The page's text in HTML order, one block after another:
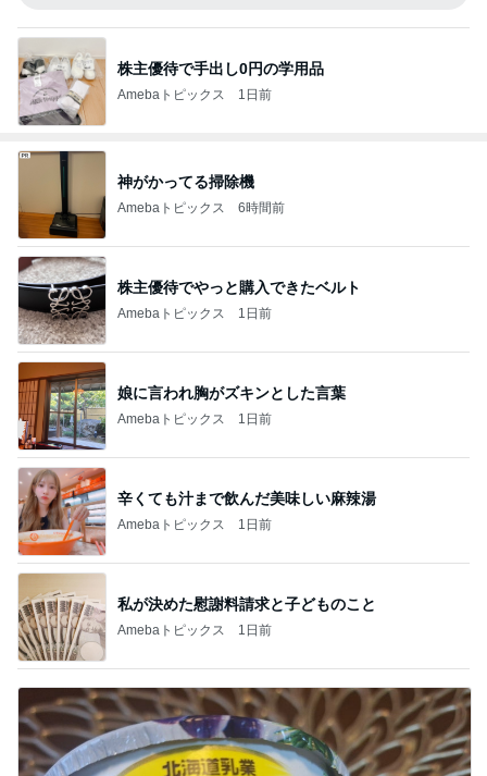
神がかってる掃除機
Amebaトピックス 6時間前
株主優待でやっと購入できたベルト
Amebaトピックス 1日前
娘に言われ胸がズキンとした言葉
Amebaトピックス 1日前
辛くても汁まで飲んだ美味しい麻辣湯
Amebaトピックス 1日前
私が決めた慰謝料請求と子どものこと
Amebaトピックス 1日前